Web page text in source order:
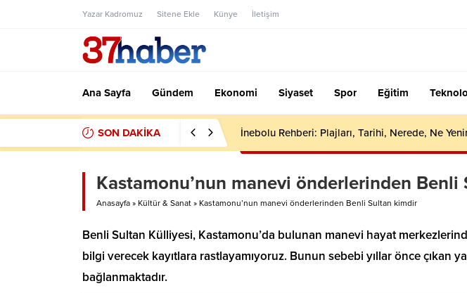
Yazar Kadromuz Sitene Ekle Künye İletişim
Ana Sayfa Gündem Ekonomi Siyaset Spor Eğitim
SON DAKİKA İnebolu Rehberi: Plajları, Tarihi, Nerede, Ne
Kastamonu’nun manevi önderlerinden
Anasayfa » Kültür & Sanat » Kastamonu’nun manevi önderlerinden Benli Sultan kimdir
Benli Sultan Külliyesi, Kastamonu’da bulunan manevi hayat
bilgi verecek kayıtlara rastlayamıyoruz. Bunun sebebi yıllar önce çıkan
bağlanmaktadır.